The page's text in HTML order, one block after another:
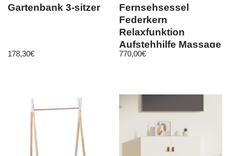
Gartenbank 3-sitzer
178,30€
Fernsehsessel
Federkern
Relaxfunktion
Aufstehhilfe Massage
und Wärmefunktion
770,00€